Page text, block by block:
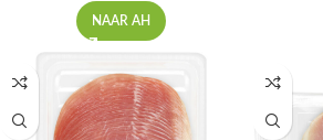
NAAR AH